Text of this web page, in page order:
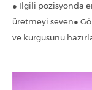
● İlgili pozisyonda
üretmeyi seven●
ve kurgusunu